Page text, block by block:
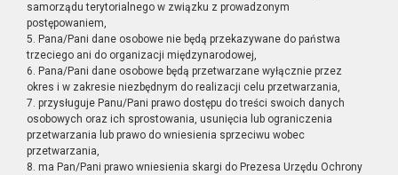
samorządu terytorialnego w związku z prowadzonym
postępowaniem,
5. Pana/Pani dane osobowe nie będą przekazywane do państwa
trzeciego ani do organizacji międzynarodowej,
6. Pana/Pani dane osobowe będą przetwarzane wyłącznie przez
okres i w zakresie niezbędnym do realizacji celu przetwarzania,
7. przysługuje Panu/Pani prawo dostępu do treści swoich danych
osobowych oraz ich sprostowania, usunięcia lub ograniczenia
przetwarzania lub prawo do wniesienia sprzeciwu wobec
przetwarzania,
8. ma Pan/Pani prawo wniesienia skargi do Prezesa Urzędu Ochrony